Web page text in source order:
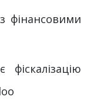
фінансовими